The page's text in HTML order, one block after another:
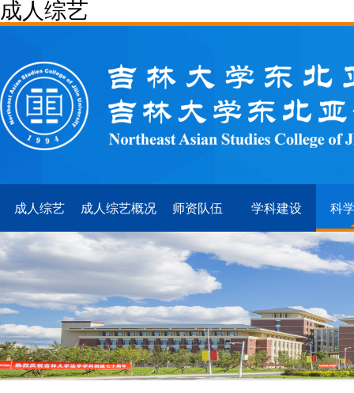
成人综艺
成人综艺 成人综艺概况 师资队伍 学科建设 科